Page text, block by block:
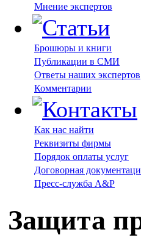
Мнение экспертов
Брошюры и книги
Публикации в СМИ
Ответы наших экспертов
Комментарии
Как нас найти
Реквизиты фирмы
Порядок оплаты услуг
Договорная
Пресс-служба A&P
Защита